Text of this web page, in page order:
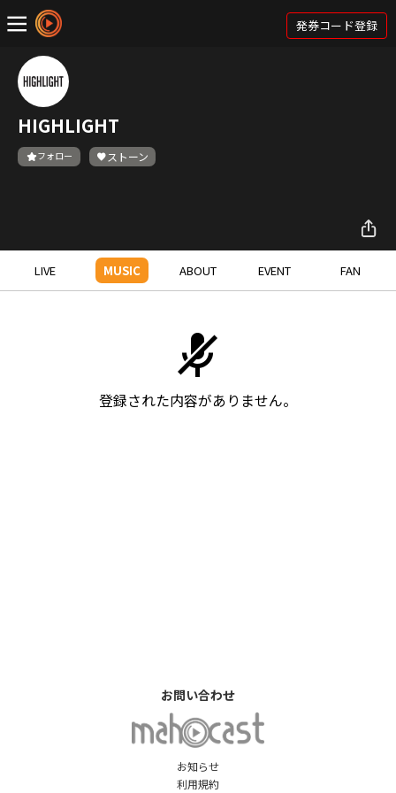
発券コード登録
HIGHLIGHT
フォロー ストーン
LIVE MUSIC ABOUT EVENT FAN
登録された内容がありません。
お知らせ
利用規約
お問い合わせ